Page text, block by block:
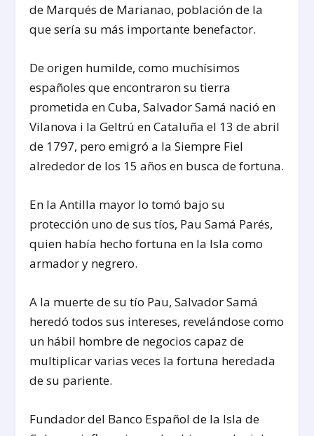
de Marqués de Marianao, población de la
que sería su más importante benefactor.
De origen humilde, como muchísimos
españoles que encontraron su tierra
prometida en Cuba, Salvador Samá nació en
Vilanova i la Geltrú en Cataluña el 13 de abril
de 1797, pero emigró a la Siempre Fiel
alrededor de los 15 años en busca de fortuna.
En la Antilla mayor lo tomó bajo su
protección uno de sus tíos, Pau Samá Parés,
quien había hecho fortuna en la Isla como
armador y negrero.
A la muerte de su tío Pau, Salvador Samá
heredó todos sus intereses, revelándose como
un hábil hombre de negocios capaz de
multiplicar varias veces la fortuna heredada
de su pariente.
Fundador del Banco Español de la Isla de